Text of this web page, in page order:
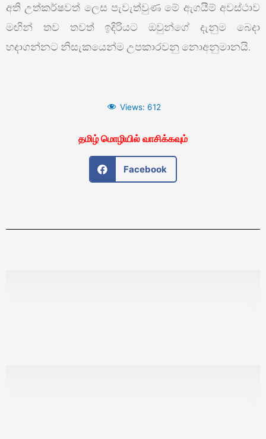
අති උත්කර්ෂවත් ලෙස පැවැත්වුණ මේ ඇගයීම් අවස්ථාව
මඟින් තව තවත් ඉදිරියට ඔවුන්ගේ දැනුම බෙදා
හදාගන්නට නිසැකයෙන්ම උපකාරවනු නොඅනුමානයි.
Views: 612
தமிழ் மொழியில் வாசிக்கவும்
Facebook